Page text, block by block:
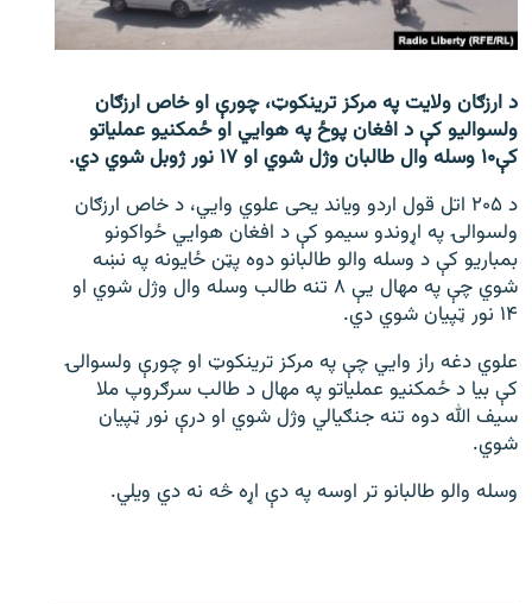
دري پاڼه
Azadi English
راسره ملګري شئ
د ازادې اروپا/ ازادي راډيو ټولې پاڼې
د ارزګان ولایت په مرکز ترینکوټ، چورې او خاص ارزګان
ولسوالیو کې د افغان پوځ په هوايي او ځمکنیو عملیاتو
کې۱۰ وسله وال طالبان وژل شوي او ۱۷ نور ژوبل شوي دي.
د ۲۰۵ اتل قول اردو ویاند یحی علوي وايي، د خاص ارزګان
ولسوالۍ په اړوندو سیمو کې د افغان هوايي ځواکونو
بمباریو کې د وسله والو طالبانو دوه پټن ځایونه په نښه
شوي چې په مهال یې ۸ تنه طالب وسله وال وژل شوي او
۱۴ نور ټپیان شوي دي.
علوي دغه راز وايي چې په مرکز ترینکوټ او چورې ولسوالۍ
کې بیا د ځمکنیو عملیاتو په مهال د طالب سرګروپ ملا
سیف الله دوه تنه جنګیالي وژل شوي او درې نور ټپیان
شوي.
وسله والو طالبانو تر اوسه په دې اړه څه نه دي ویلي.